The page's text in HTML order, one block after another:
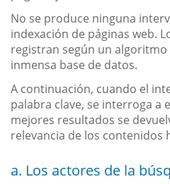
No se produce ninguna
indexación de páginas web.
registran según un
inmensa base de datos.
A continuación, cuando el
palabra clave, se interroga a
mejores resultados se
relevancia de los contenidos
a. Los actores de la